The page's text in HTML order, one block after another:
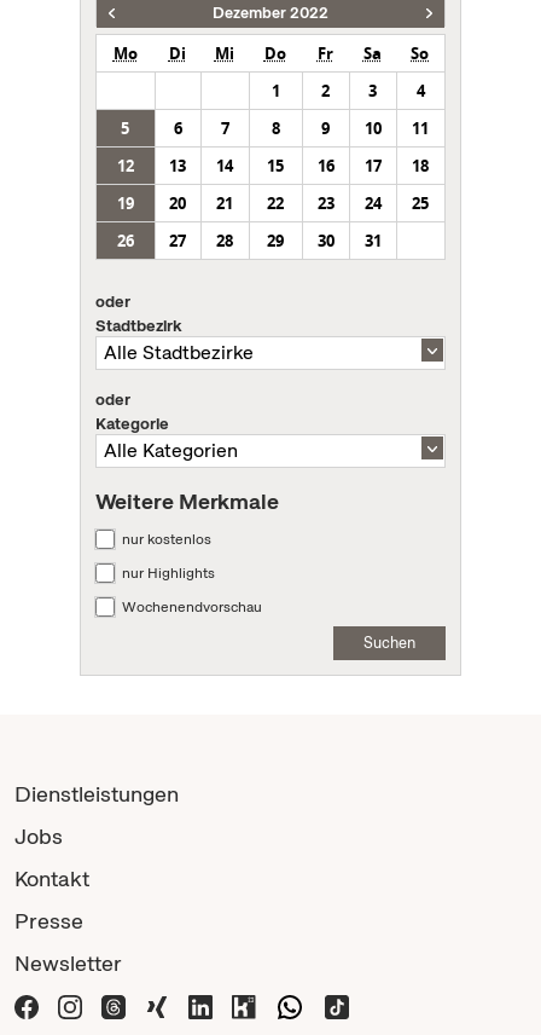
Dezember 2022
Mo Di Mi Do Fr Sa
So
1
2 3
4
5
6 7 8 9 10
11
12
13 14 15 16 17
18
19
20 21 22 23 24
25
26
27 28 29 30 31
oder
Stadtbezirk
oder
Kategorie
Weitere Merkmale
nur kostenlos
nur Highlights
Wochenendvorschau
Suchen
Dienstleistungen
Jobs
Kontakt
Presse
Newsletter